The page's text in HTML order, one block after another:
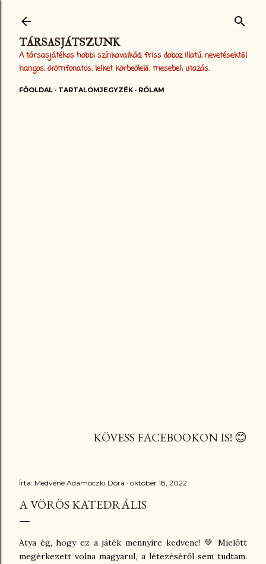
TÁRSASJÁTSZUNK
A társasjátékos hobbi színkavalkád: friss doboz illatú, nevetésektől
hangos, örömfonatos, lelket körbeölelő, mesebeli utazás.
FŐOLDAL TARTALOMJEGYZÉK RÓLAM
KÖVESS FACEBOOKON IS! 😊
Írta: Medvéné Adamóczki Dóra október 18, 2022
A VÖRÖS KATEDRÁLIS
Atya ég, hogy ez a játék mennyire kedvenc! 💚 Mielőtt
megérkezett volna magyarul, a létezéséről sem tudtam.